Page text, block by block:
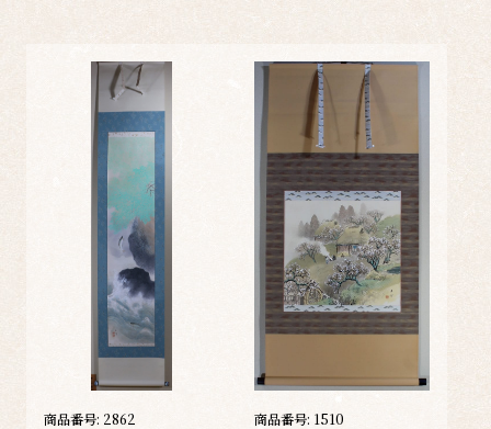
商品番号: 2862 商品番号: 1510